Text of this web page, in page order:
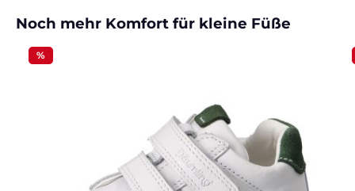
Produktgalerie überspringen
Noch mehr Komfort für kleine Füße
%